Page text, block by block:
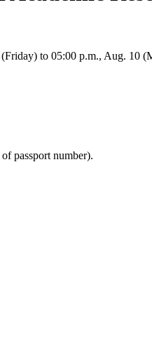
to 05:00 p.m., Aug. 10
passport number).